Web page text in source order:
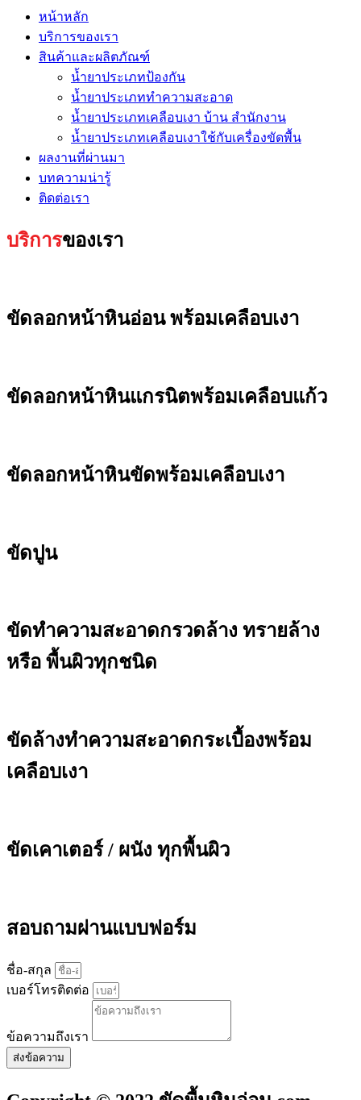
หน้าหลัก
บริการของเรา
สินค้าและผลิตภัณฑ์
น้ำยาประเภทป้องกัน
น้ำยาประเภททำความสะอาด
น้ำยาประเภทเคลือบเงา บ้าน สำนักงาน
น้ำยาประเภทเคลือบเงาใช้กับเครื่องขัดพื้น
ผลงานที่ผ่านมา
บทความน่ารู้
ติดต่อเรา
บริการของเรา
ขัดลอกหน้าหินอ่อน พร้อมเคลือบเงา
ขัดลอกหน้าหินแกรนิตพร้อมเคลือบแก้ว
ขัดลอกหน้าหินขัดพร้อมเคลือบเงา
ขัดปูน
ขัดทำความสะอาดกรวดล้าง ทรายล้าง
หรือ พื้นผิวทุกชนิด
ขัดล้างทำความสะอาดกระเบื้องพร้อม
เคลือบเงา
ขัดเคาเตอร์ / ผนัง ทุกพื้นผิว
สอบถามผ่านแบบฟอร์ม
ชื่อ-สกุล
เบอร์โทรติดต่อ
ข้อความถึงเรา
ส่งข้อความ